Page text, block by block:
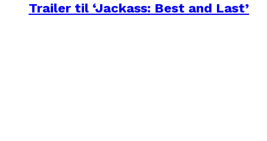
Trailer til ‘Jackass: Best and Last’